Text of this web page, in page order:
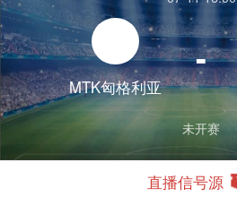
MTK匈格利亚
-
未开赛
直播信号源